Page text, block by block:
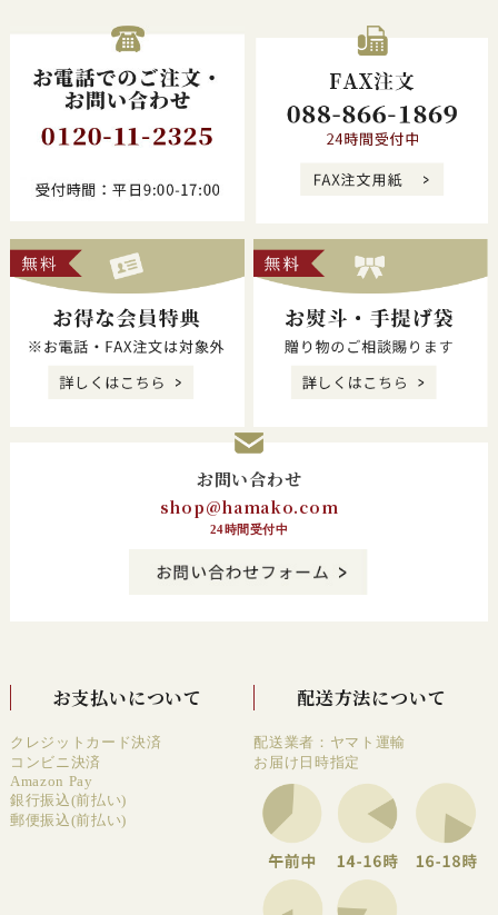
お問い合わせ
shop@hamako.com
24時間受付中
お支払いについて
クレジットカード決済
コンビニ決済
Amazon Pay
銀行振込(前払い)
郵便振込(前払い)
配送方法について
配送業者：ヤマト運輸
お届け日時指定